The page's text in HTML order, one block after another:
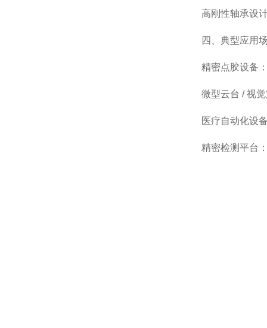
高刚性轴承设
四、典型应用
精密点胶设备
微型云台 / 视
医疗自动化设
精密检测平台